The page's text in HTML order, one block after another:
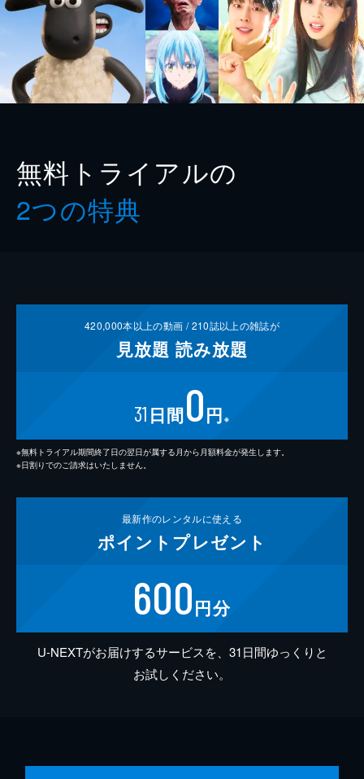
無料トライアルの
2つの特典
420,000本以上の動画 /210誌以上の雑誌が
見放題 読み放題
31 日間0円 ※
※無料トライアル期間終了日の翌日が属する月から月額料金が発生します。
※日割りでのご請求はいたしません。
最新作のレンタルに使える
ポイント プレゼント
600円分
U-NEXTがお届けするサービスを、31日間ゆっくりと
お試しください。